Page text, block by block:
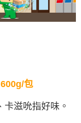
包
卡滋吮指好味。